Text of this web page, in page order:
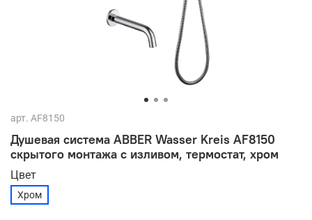
арт. AF8150
Душевая система ABBER Wasser Kreis AF8150
скрытого монтажа с изливом, термостат, хром
Цвет
Хром